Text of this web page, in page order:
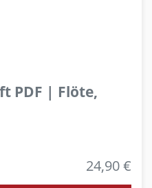
PDF | Flöte,
24,90 €